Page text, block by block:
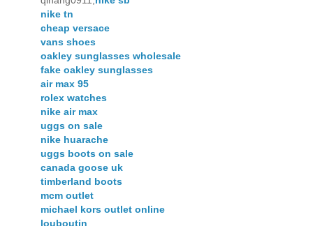
nike tn
cheap versace
vans shoes
oakley sunglasses wholesale
fake oakley sunglasses
air max 95
rolex watches
nike air max
uggs on sale
nike huarache
uggs boots on sale
canada goose uk
timberland boots
mcm outlet
michael kors outlet online
louboutin